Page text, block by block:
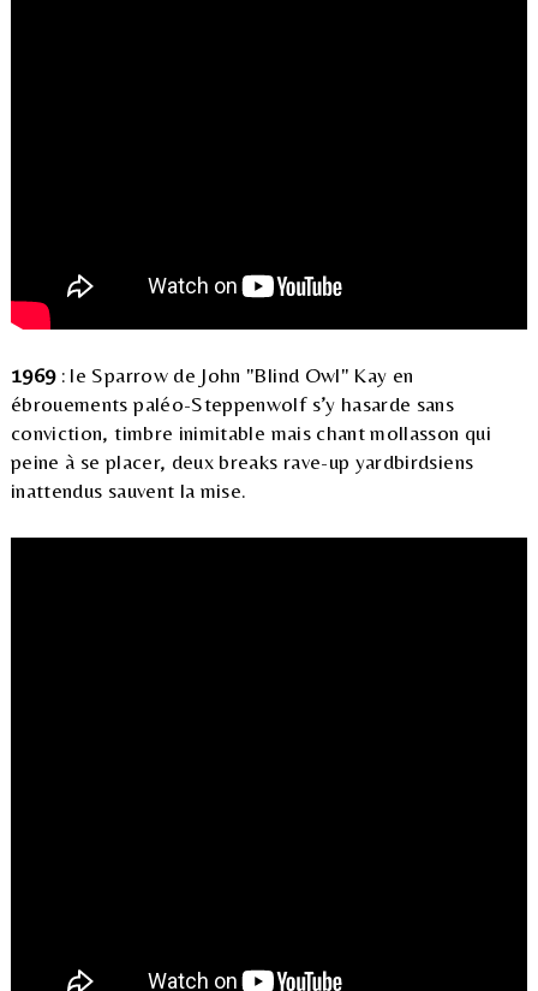
1969: le Sparrow de John "Blind Owl" Kay en
ébrouements paléo-Steppenwolf s’y hasarde sans
conviction, timbre inimitable mais chant mollasson qui
peine à se placer, deux breaks rave-up yardbirdsiens
inattendus sauvent la mise.